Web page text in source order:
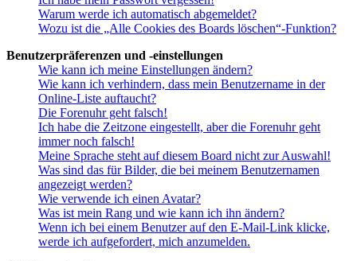
Warum werde ich automatisch abgemeldet?
Wozu ist die „Alle Cookies des Boards löschen“-Funktion?
Benutzerpräferenzen und -einstellungen
Wie kann ich meine Einstellungen ändern?
Wie kann ich verhindern, dass mein Benutzername in der
Online-Liste auftaucht?
Die Forenuhr geht falsch!
Ich habe die Zeitzone eingestellt, aber die Forenuhr geht
immer noch falsch!
Meine Sprache steht auf diesem Board nicht zur Auswahl!
Was sind das für Bilder, die bei meinem Benutzernamen
angezeigt werden?
Wie verwende ich einen Avatar?
Was ist mein Rang und wie kann ich ihn ändern?
Wenn ich bei einem Benutzer auf den E-Mail-Link klicke,
werde ich aufgefordert, mich anzumelden.